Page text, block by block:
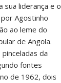
sua liderança e o
Agostinho
ao leme do
de Angola.
da
fontes
de 1962, dois